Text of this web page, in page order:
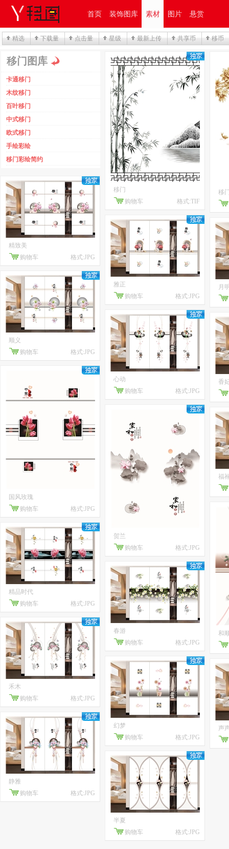
首页 装饰图库 素材 图片 悬赏
精选 下载量 点击量 星级 最新上传 共享币 移币
移门图库
卡通移门
木纹移门
百叶移门
中式移门
欧式移门
手绘彩绘
移门彩绘简约
精致美
购物车
格式:JPG
顺义
购物车
格式:JPG
国风玫瑰
购物车
格式:JPG
精品时代
购物车
格式:JPG
禾木
购物车
格式:JPG
静雅
购物车
格式:JPG
移门
购物车
格式:TIF
雅正
购物车
格式:JPG
心动
购物车
格式:JPG
贺兰
购物车
格式:JPG
春游
购物车
格式:JPG
幻梦
购物车
格式:JPG
半夏
购物车
格式:JPG
移
月
香
福
和
声